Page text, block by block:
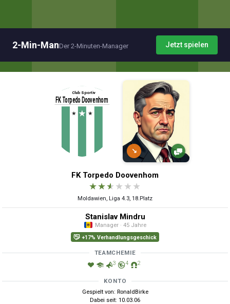
2-Min-ManDer 2-Minuten-Manager Jetzt spielen
↘
FK Torpedo Doovenhom
★★★ ★ ★ ★
Moldawien, Liga 4.3, 18.Platz
Stanislav Mindru
Manager · 45 Jahre
+17% Verhandlungsgeschick
TEAMCHEMIE
3 4 2
KONTO
Gespielt von: RonaldBirke
Dabei seit: 10.03.06